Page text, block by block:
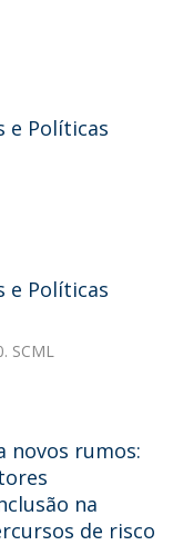
e Políticas
e Políticas
SCML
novos rumos:
na
de risco